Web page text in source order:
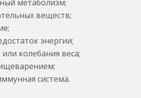
метаболизм;
веществ;
энергии;
колебания веса;
система.